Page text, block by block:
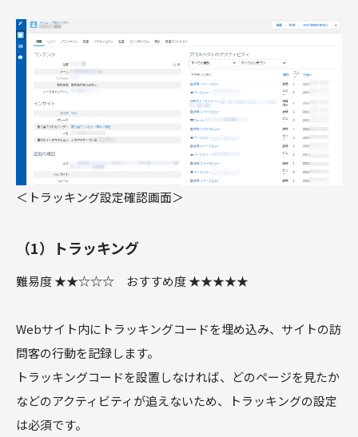
＜トラッキング設定確認画面＞
（1）トラッキング
難易度 ★★☆☆☆ おすすめ度 ★★★★★
Webサイト内にトラッキングコードを埋め込み、サイトの訪
問客の行動を記録します。
トラッキングコードを設置しなければ、どのページを見たか
などのアクティビティが追えないため、トラッキングの設定
は必須です。